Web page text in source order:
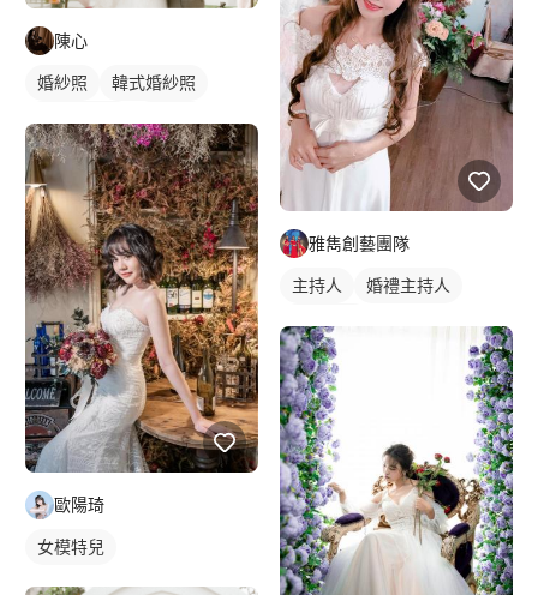
陳心
婚紗照
韓式婚紗照
情侶婚紗照
婚禮平面攝影
婚禮攝影
歐陽琦
女模特兒
雅雋創藝團隊
主持人
婚禮主持人